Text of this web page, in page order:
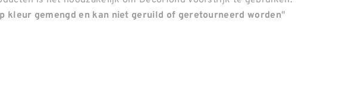
kleur gemengd en kan niet geruild of geretourneerd worden"